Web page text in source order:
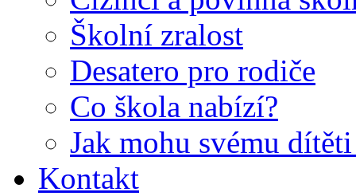
Školní zralost
Desatero pro rodiče
Co škola nabízí?
Jak mohu svému
Kontakt